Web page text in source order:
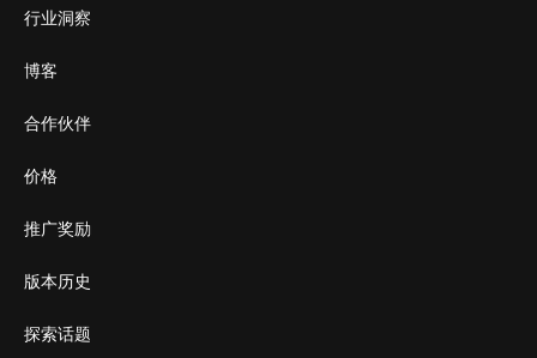
行业洞察
博客
合作伙伴
价格
推广奖励
版本历史
探索话题